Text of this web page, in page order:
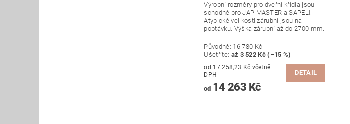
Výrobní rozměry pro dveřní křídla jsou
schodné pro JAP MASTER a SAPELI.
Atypické velikosti zárubní jsou na
poptávku. Výška zárubní až do 2700 mm.
Původně: 16 780 Kč
Ušetříte: až 3 522 Kč (–15 %)
od 17 258,23 Kč včetně
DPH
od14 263 Kč
DETAIL